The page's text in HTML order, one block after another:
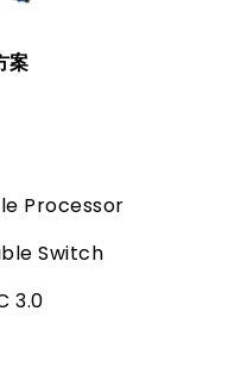
案
Processor
Switch
3.0